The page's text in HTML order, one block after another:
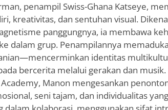
penampil Swiss-Ghana Katseye,
kreativitas, dan sentuhan visual.
panggungnya, ia membawa
dalam grup. Penampilannya
identitas
bercerita melalui gerakan dan musik.
Manon mengesankan
seni tajam, dan individualitas